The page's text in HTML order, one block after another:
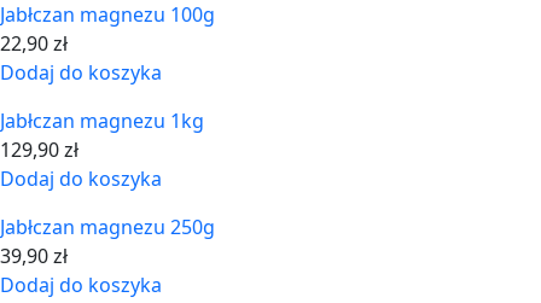
Jabłczan magnezu 100g
22,90zł
Dodaj do koszyka
Jabłczan magnezu 1kg
129,90zł
Dodaj do koszyka
Jabłczan magnezu 250g
39,90zł
Dodaj do koszyka